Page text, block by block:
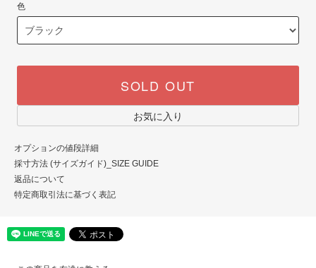
色
SOLD OUT
お気に入り
オプションの値段詳細
採寸方法 (サイズガイド)_SIZE GUIDE
返品について
特定商取引法に基づく表記